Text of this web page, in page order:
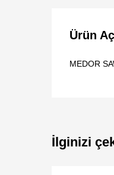
Ürün
MEDOR
İlginizi